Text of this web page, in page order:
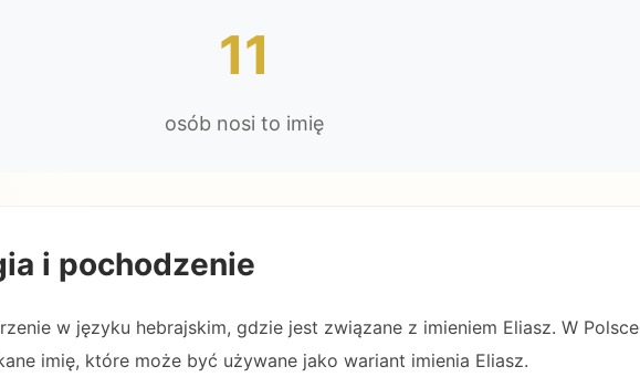
11
osób nosi to imię
i pochodzenie
w języku hebrajskim, gdzie jest związane z imieniem Eliasz. W Polsce
imię, które może być używane jako wariant imienia Eliasz.